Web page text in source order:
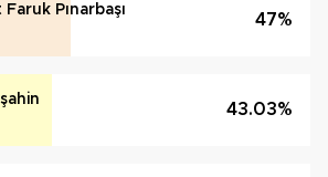
Pınarbaşı
47%
43.03%